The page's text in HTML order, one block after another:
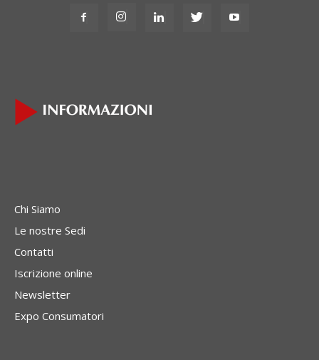
Chi Siamo
Le nostre Sedi
Contatti
Iscrizione online
Newsletter
Expo Consumatori